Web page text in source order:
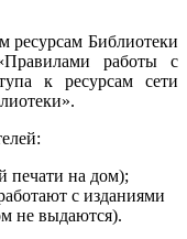
ресурсам Библиотеки
работы с
к ресурсам сети
печати на дом);
с изданиями
не выдаются).